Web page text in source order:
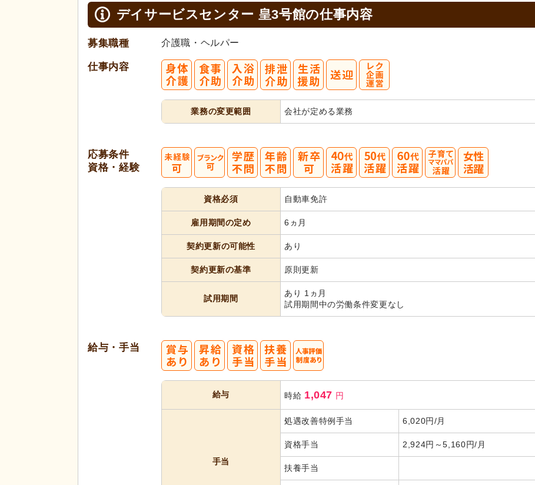
デイサービスセンター 皇3号館の仕事内容
募集職種 介護職・ヘルパー
仕事内容
業務の変更範囲 会社が定める業務
応募条件
資格・経験
資格必須 自動車免許
雇用期間の定め 6ヵ月
契約更新の可能性 あり
契約更新の基準 原則更新
試用期間
あり 1ヵ月
試用期間中の労働条件変更なし
給与・手当
給与 時給 1,047 円
手当
処遇改善特例手当 6,020円/月
資格手当 2,924円～5,160円/月
扶養手当